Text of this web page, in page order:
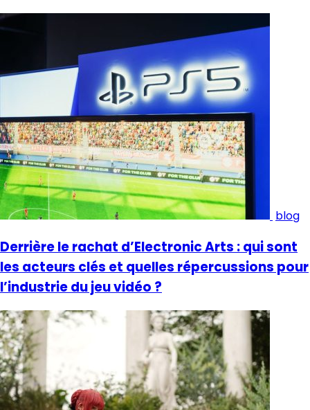
blog
Derrière le rachat d’Electronic Arts : qui sont
les acteurs clés et quelles répercussions pour
l’industrie du jeu vidéo ?